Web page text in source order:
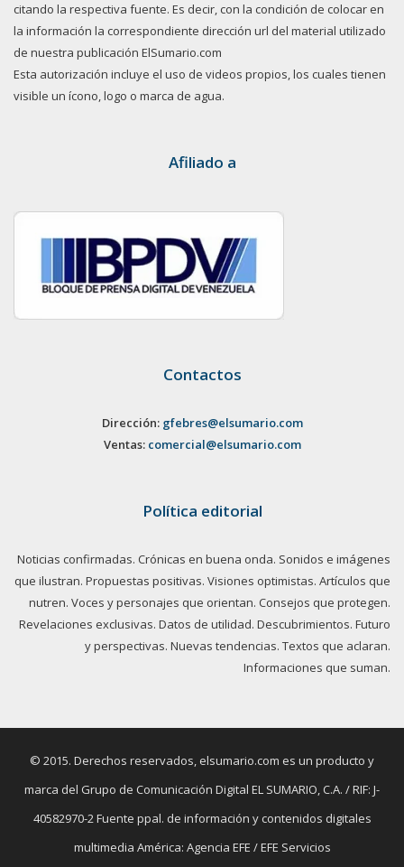
citando la respectiva fuente. Es decir, con la condición de colocar en
la información la correspondiente dirección url del material utilizado
de nuestra publicación ElSumario.com
Esta autorización incluye el uso de videos propios, los cuales tienen
visible un ícono, logo o marca de agua.
Afiliado a
Contactos
Dirección: gfebres@elsumario.com
Ventas: comercial@elsumario.com
Política editorial
Noticias confirmadas. Crónicas en buena onda. Sonidos e imágenes
que ilustran. Propuestas positivas. Visiones optimistas. Artículos que
nutren. Voces y personajes que orientan. Consejos que protegen.
Revelaciones exclusivas. Datos de utilidad. Descubrimientos. Futuro
y perspectivas. Nuevas tendencias. Textos que aclaran.
Informaciones que suman.
© 2015. Derechos reservados, elsumario.com es un producto y
marca del Grupo de Comunicación Digital EL SUMARIO, C.A. / RIF: J-
40582970-2 Fuente ppal. de información y contenidos digitales
multimedia América: Agencia EFE / EFE Servicios